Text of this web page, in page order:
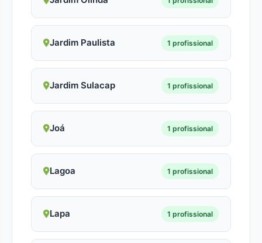
Jardim Paulista 1 profissional
Jardim Sulacap 1 profissional
Joá 1 profissional
Lagoa 1 profissional
Lapa 1 profissional